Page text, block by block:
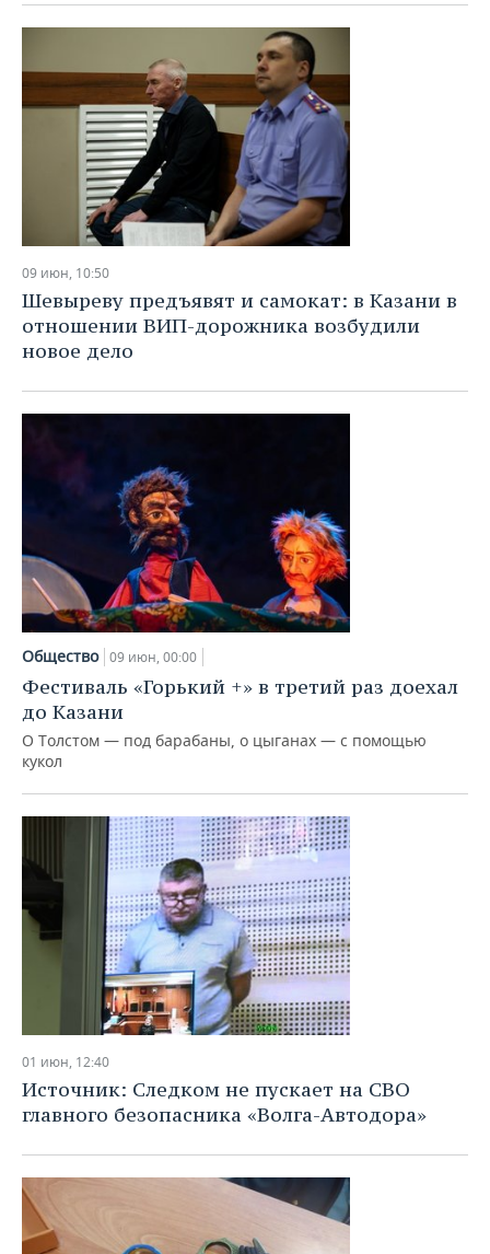
09 июн, 10:50
Шевыреву предъявят и самокат: в Казани в
отношении ВИП-дорожника возбудили
новое дело
Общество 09 июн, 00:00
Фестиваль «Горький +» в третий раз доехал
до Казани
О Толстом — под барабаны, о цыганах — с помощью
кукол
01 июн, 12:40
Источник: Следком не пускает на СВО
главного безопасника «Волга-Автодора»